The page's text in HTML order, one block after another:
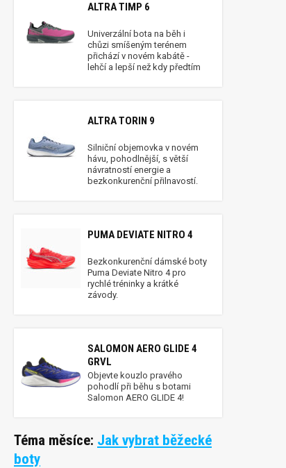
ALTRA TIMP 6
Univerzální bota na běh i
chůzi smíšeným terénem
přichází v novém kabátě -
lehčí a lepší než kdy předtím
ALTRA TORIN 9
Silniční objemovka v novém
hávu, pohodlnější, s větší
návratností energie a
bezkonkurenční přilnavostí.
PUMA DEVIATE NITRO 4
Bezkonkurenční dámské boty
Puma Deviate Nitro 4 pro
rychlé tréninky a krátké
závody.
SALOMON AERO GLIDE 4
GRVL
Objevte kouzlo pravého
pohodlí při běhu s botami
Salomon AERO GLIDE 4!
Téma měsíce: Jak vybrat běžecké
boty